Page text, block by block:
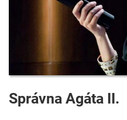
Správna Agáta II.